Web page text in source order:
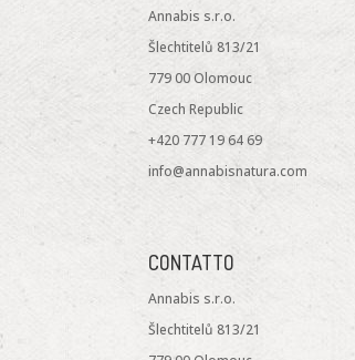
Annabis s.r.o.
Šlechtitelů 813/21
779 00 Olomouc
Czech Republic
+420 777 19 64 69
info@annabisnatura.com
CONTATTO
Annabis s.r.o.
Šlechtitelů 813/21